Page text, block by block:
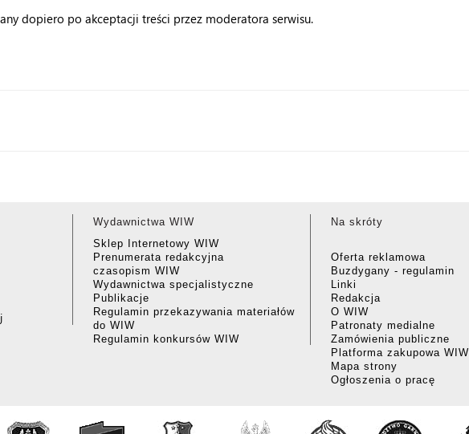
dopiero po akceptacji treści przez moderatora serwisu.
Wydawnictwa WIW
Sklep Internetowy WIW
Prenumerata redakcyjna
czasopism WIW
Wydawnictwa specjalistyczne
Publikacje
Regulamin przekazywania materiałów
do WIW
Regulamin konkursów WIW
Na skróty
Oferta reklamowa
Buzdygany - regulamin
Linki
Redakcja
O WIW
Patronaty medialne
Zamówienia publiczne
Platforma zakupowa WIW
Mapa strony
Ogłoszenia o pracę